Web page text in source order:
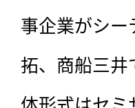
事企業がシ
拓、商船三